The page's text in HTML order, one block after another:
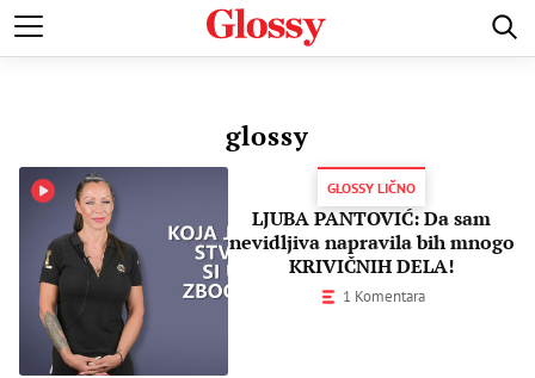
POZNATI MODA I LEPOTA ZDRAVI I SREĆNI LJUBAV
glossy
GLOSSY LIČNO
LJUBA PANTOVIĆ: Da sam
nevidljiva napravila bih mnogo
KRIVIČNIH DELA!
1 Komentara